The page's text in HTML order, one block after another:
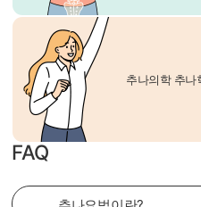
추나의학 추나
FAQ